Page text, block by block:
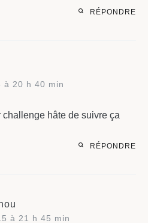
RÉPONDRE
à 20 h 40 min
challenge hâte de suivre ça
RÉPONDRE
à 21 h 45 min